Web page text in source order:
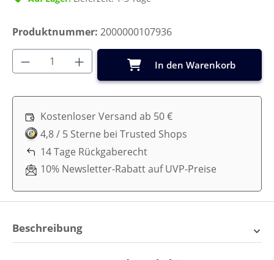
Produktnummer: 2000000107936
Produkt Anzahl: Gib den gewünschten
In den Warenkorb
Kostenloser Versand ab 50 €
4,8 / 5 Sterne bei Trusted Shops
14 Tage Rückgaberecht
10% Newsletter-Rabatt auf UVP-Preise
Beschreibung